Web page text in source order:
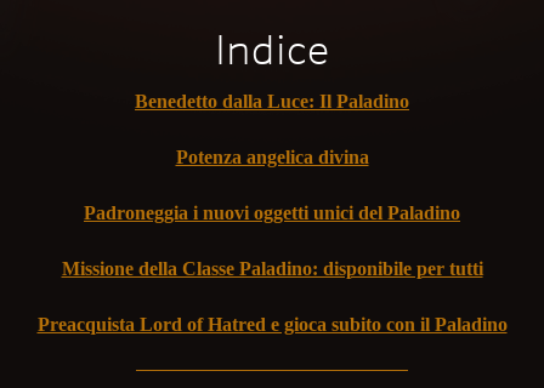
Indice
Benedetto dalla Luce: Il Paladino
Potenza angelica divina
Padroneggia i nuovi oggetti unici del Paladino
Missione della Classe Paladino: disponibile per tutti
Preacquista Lord of Hatred e gioca subito con il Paladino